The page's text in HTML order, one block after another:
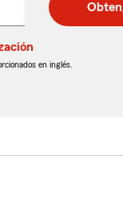
en inglés.